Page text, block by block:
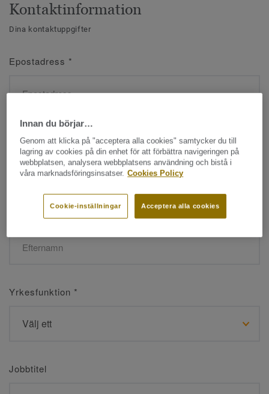
Kontaktinformation
Dina kontaktuppgifter
Epostadress *
Namn*
Efternamn*
Yrkesfunktion *
Jobbtitel
Innan du börjar…
Genom att klicka på "acceptera alla cookies" samtycker du till
lagring av cookies på din enhet för att förbättra navigeringen på
webbplatsen, analysera webbplatsens användning och bistå i
våra marknadsföringsinsatser. Cookies Policy
Acceptera alla cookies
Cookie-inställningar